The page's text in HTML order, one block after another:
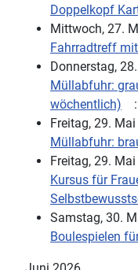
Doppelkopf
Mittwoch, 27.
Fahrradtreff
Donnerstag,
Müllabfuhr:
wöchentlich)
Freitag, 29.
Müllabfuhr:
Freitag, 29.
Kursus für
Samstag, 30.
Boulespielen